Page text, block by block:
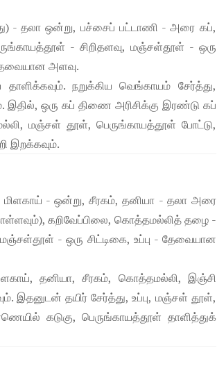
- தலா ஒன்று, பச்சைப் பட்டாணி - அரை கப்,
- சிறிதளவு, மஞ்சள்தூள் - ஒரு
அளவு.
நறுக்கிய வெங்காயம் சேர்த்து,
இதில், ஒரு கப் திணை அரிசிக்கு இரண்டு கப்
மஞ்சள் தூள், பெருங்காயத்தூள் போட்டு,
இறக்கவும்.
- ஒன்று, சீரகம், தனியா - தலா அரை
கறிவேப்பிலை, கொத்தமல்லித் தழை -
- ஒரு சிட்டிகை, உப்பு - தேவையான
தனியா, சீரகம், கொத்தமல்லி, இஞ்சி
தயிர் சேர்த்து, உப்பு, மஞ்சள் தூள்,
கடுகு, பெருங்காயத்தூள் தாளித்துக்